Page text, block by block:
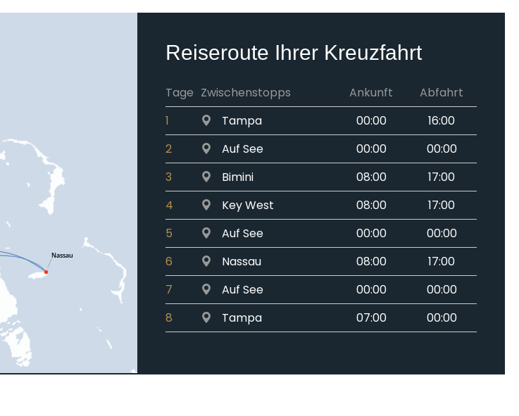
Reiseroute Ihrer Kreuzfahrt
Tage Zwischenstopps Ankunft
Abfahrt
1
Tampa 00:00
16:00
2
Auf See 00:00
00:00
3
Bimini 08:00
17:00
4
Key West 08:00
17:00
5
Auf See 00:00
00:00
6
Nassau 08:00
17:00
7
Auf See 00:00
00:00
8
Tampa 07:00 00:00